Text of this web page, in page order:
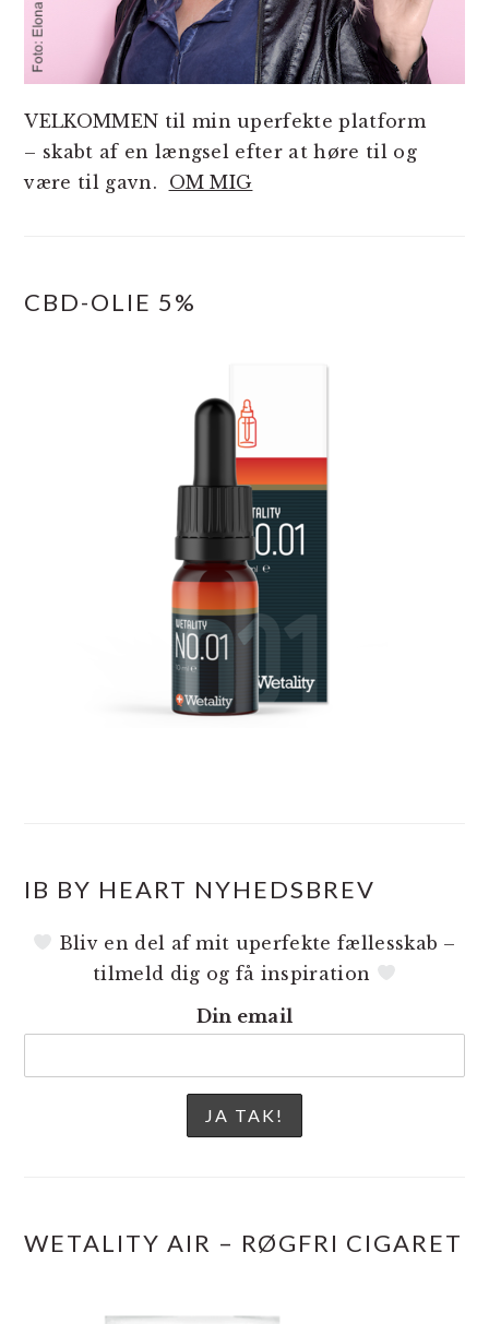
VELKOMMEN til min uperfekte platform
– skabt af en længsel efter at høre til og
være til gavn. OM MIG
CBD-OLIE 5%
IB BY HEART NYHEDSBREV
Bliv en del af mit uperfekte fællesskab –
tilmeld dig og få inspiration
Din email
WETALITY AIR – RØGFRI CIGARET